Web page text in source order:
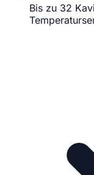
Bis zu 32